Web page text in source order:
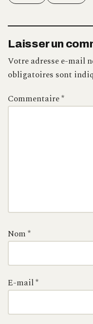
Laisser un
Votre adresse e-mail
obligatoires sont
Commentaire*
Nom*
E-mail*